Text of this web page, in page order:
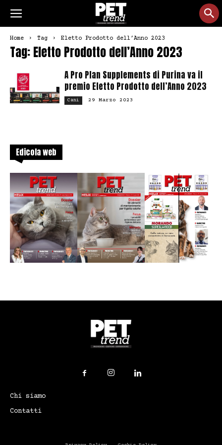
Home Tag Eletto Prodotto dell’Anno 2023
Tag: Eletto Prodotto dell’Anno 2023
A Pro Plan Supplements di Purina va il
premio Eletto Prodotto dell’Anno 2023
Cani 29 Marzo 2023
Edicola web
Chi siamo
Contatti